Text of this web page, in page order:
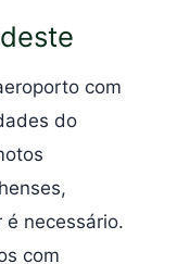
com
do
é necessário.
com